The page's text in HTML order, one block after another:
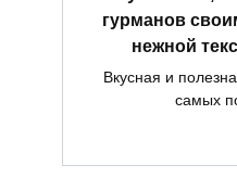
гурманов
нежной
Вкусная и
самых